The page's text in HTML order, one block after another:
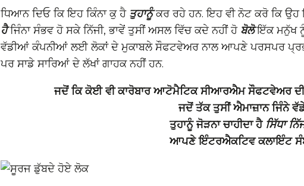
ਧਿਆਨ ਦਿਓ ਕਿ ਇਹ ਕਿੰਨਾ ਕੁ ਹੈ ਤੁਹਾਨੂੰਕਰ ਰਹੇ ਹਨ. ਇਹ ਵੀ ਨੋਟ ਕਰੋ ਕਿ
ਹੈਜਿੰਨਾ ਸੰਭਵ ਹੋ ਸਕੇ ਨਿੱਜੀ, ਭਾਵੇਂ ਤੁਸੀਂ ਅਸਲ ਵਿੱਚ ਕਦੇ ਨਹੀਂ ਹੋ ਬੋਲੋਇੱਕ ਮਨੁੱਖ
ਵੱਡੀਆਂ ਕੰਪਨੀਆਂ ਲਈ ਲੋਕਾਂ ਦੇ ਮੁਕਾਬਲੇ ਸੌਫਟਵੇਅਰ ਨਾਲ ਆਪਣੇ ਪਰਸਪਰ
ਪਰ ਸਾਡੇ ਸਾਰਿਆਂ ਦੇ ਲੱਖਾਂ ਗਾਹਕ ਨਹੀਂ ਹਨ.
ਜਦੋਂ ਕਿ ਕੋਈ ਵੀ ਕਾਰੋਬਾਰ ਆਟੋਮੈਟਿਕ ਸੀਆਰਐਮ ਸੌਫਟਵੇਅਰ
ਜਦੋਂ ਤੱਕ ਤੁਸੀਂ ਐਮਾਜ਼ਾਨ ਜਿੰਨੇ
ਤੁਹਾਨੂੰ ਜੋੜਨਾ ਚਾਹੀਦਾ ਹੈ ਸਿੱਧਾ
ਆਪਣੇ ਇੰਟਰਐਕਟਿਵ ਕਲਾਇੰਟ